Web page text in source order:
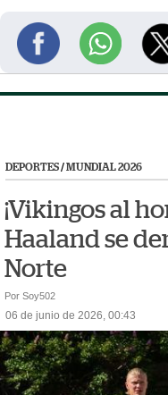
DEPORTES/ MUNDIAL 2026
¡Vikingos al
Haaland se
Norte
Por Soy502
06 de junio de 2026, 00:43